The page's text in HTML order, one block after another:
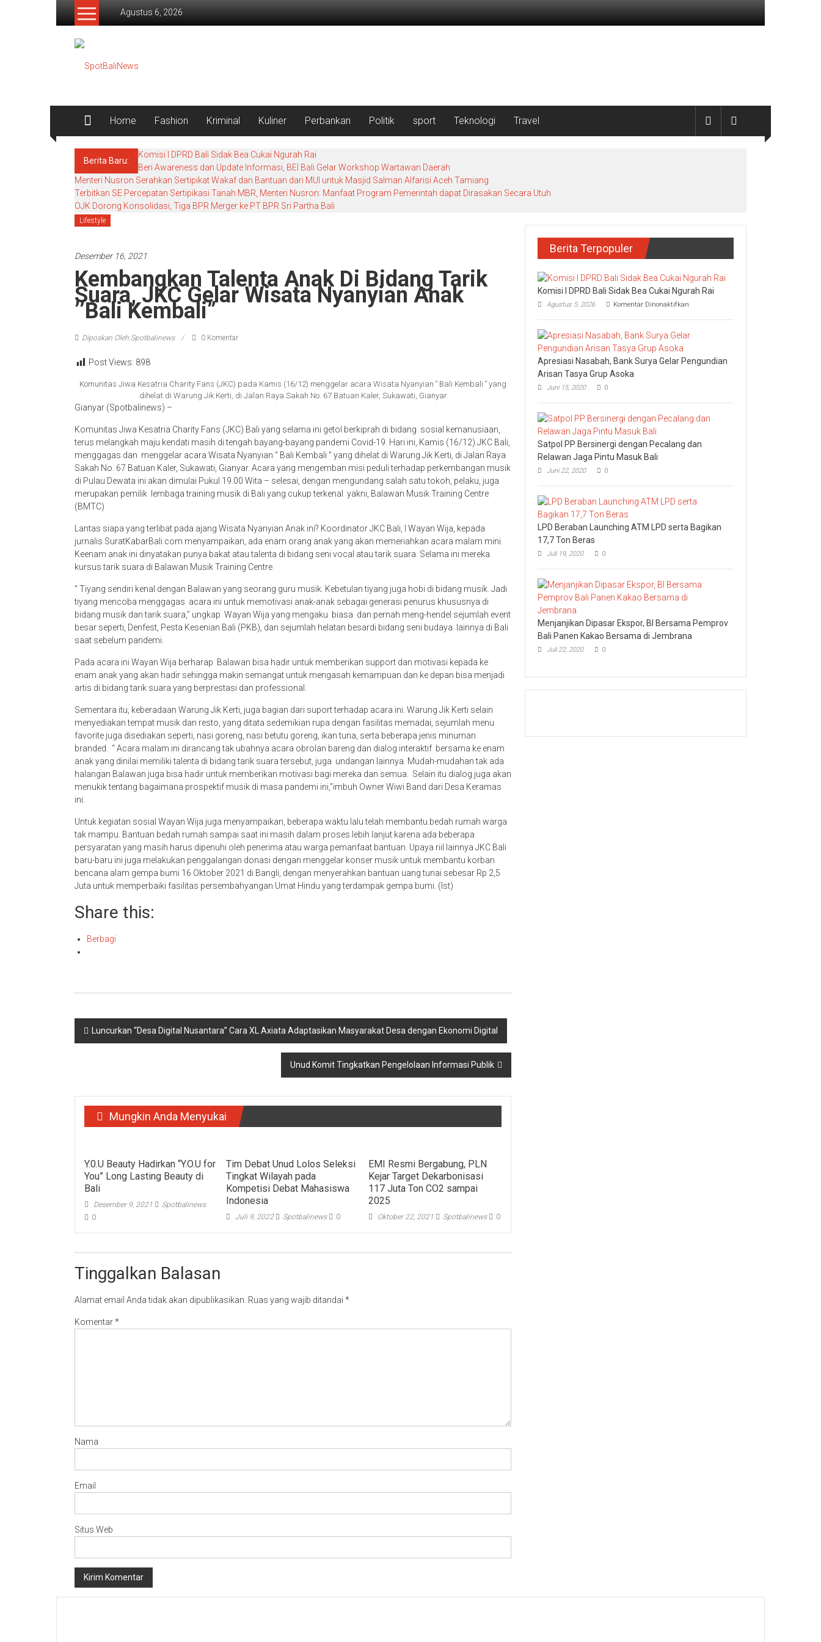
Lompat
Agustus 6, 2026
SpotBaliNews
Home Fashion Kriminal Kuliner Perbankan Politik sport Teknologi Travel
Berita Baru:
Komisi I DPRD Bali Sidak Bea Cukai Ngurah Rai
Beri Awareness dan Update Informasi, BEI Bali Gelar Workshop Wartawan Daerah
Menteri Nusron Serahkan Sertipikat Wakaf dan Bantuan dari MUI untuk Masjid Salman Alfarisi Aceh Tamiang
Terbitkan SE Percepatan Sertipikasi Tanah MBR, Menteri Nusron: Manfaat Program Pemerintah dapat Dirasakan Secara Utuh
OJK Dorong Konsolidasi, Tiga BPR Merger ke PT BPR Sri Partha Bali
Lifestyle
Desember 16, 2021
Kembangkan Talenta Anak Di Bidang Tarik
Suara, JKC Gelar Wisata Nyanyian Anak
’’Bali Kembali”
Diposkan Oleh:Spotbalinews 0 Komentar
Post Views: 898
Komunitas Jiwa Kesatria Charity Fans (JKC) pada Kamis (16/12) menggelar acara Wisata Nyanyian ‘’ Bali Kembali ‘’ yang
dihelat di Warung Jik Kerti, di Jalan Raya Sakah No. 67 Batuan Kaler, Sukawati, Gianyar
Gianyar (Spotbalinews) –
Komunitas Jiwa Kesatria Charity Fans (JKC) Bali yang selama ini getol berkiprah di bidang sosial kemanusiaan,
terus melangkah maju kendati masih di tengah bayang-bayang pandemi Covid-19. Hari ini, Kamis (16/12) JKC Bali,
menggagas dan menggelar acara Wisata Nyanyian ‘’ Bali Kembali ‘’ yang dihelat di Warung Jik Kerti, di Jalan Raya
Sakah No. 67 Batuan Kaler, Sukawati, Gianyar. Acara yang mengemban misi peduli terhadap perkembangan musik
di Pulau Dewata ini akan dimulai Pukul 19.00 Wita – selesai, dengan mengundang salah satu tokoh, pelaku, juga
merupakan pemilik lembaga training musik di Bali yang cukup terkenal yakni, Balawan Musik Training Centre
(BMTC)
Lantas siapa yang terlibat pada ajang Wisata Nyanyian Anak ini? Koordinator JKC Bali, I Wayan Wija, kepada
jurnalis SuratKabarBali.com menyampaikan, ada enam orang anak yang akan memeriahkan acara malam mini.
Keenam anak ini dinyatakan punya bakat atau talenta di bidang seni vocal atau tarik suara. Selama ini mereka
kursus tarik suara di Balawan Musik Training Centre.
“ Tiyang sendiri kenal dengan Balawan yang seorang guru musik. Kebetulan tiyang juga hobi di bidang musik. Jadi
tiyang mencoba menggagas acara ini untuk memotivasi anak-anak sebagai generasi penurus khususnya di
bidang musik dan tarik suara,’’ ungkap Wayan Wija yang mengaku biasa dan pernah meng-hendel sejumlah event
besar seperti, Denfest, Pesta Kesenian Bali (PKB), dan sejumlah helatan besardi bidang seni budaya lainnya di Bali
saat sebelum pandemi.
Pada acara ini Wayan Wija berharap Balawan bisa hadir untuk memberikan support dan motivasi kepada ke
enam anak yang akan hadir sehingga makin semangat untuk mengasah kemampuan dan ke depan bisa menjadi
artis di bidang tarik suara yang berprestasi dan professional.
Sementara itu, keberadaan Warung Jik Kerti, juga bagian dari suport terhadap acara ini. Warung Jik Kerti selain
menyediakan tempat musik dan resto, yang ditata sedemikian rupa dengan fasilitas memadai, sejumlah menu
favorite juga disediakan seperti, nasi goreng, nasi betutu goreng, ikan tuna, serta beberapa jenis minuman
branded. “ Acara malam ini dirancang tak ubahnya acara obrolan bareng dan dialog interaktif bersama ke enam
anak yang dinilai memiliki talenta di bidang tarik suara tersebut, juga undangan lainnya. Mudah-mudahan tak ada
halangan Balawan juga bisa hadir untuk memberikan motivasi bagi mereka dan semua. Selain itu dialog juga akan
menukik tentang bagaimana prospektif musik di masa pandemi ini,’’imbuh Owner Wiwi Band dari Desa Keramas
ini.
Untuk kegiatan sosial Wayan Wija juga menyampaikan, beberapa waktu lalu telah membantu.bedah rumah warga
tak mampu. Bantuan bedah rumah sampai saat ini masih dalam proses lebih lanjut karena ada beberapa
persyaratan yang masih harus dipenuhi oleh penerima atau warga pemanfaat bantuan. Upaya riil lainnya JKC Bali
baru-baru ini juga melakukan penggalangan donasi dengan menggelar konser musik untuk membantu korban
bencana alam gempa bumi 16 Oktober 2021 di Bangli, dengan menyerahkan bantuan uang tunai sebesar Rp 2,5
Juta untuk memperbaiki fasilitas persembahyangan Umat Hindu yang terdampak gempa bumi. (Ist)
Share this:
Berbagi
Navigasi
pos
Luncurkan “Desa Digital Nusantara” Cara XL Axiata Adaptasikan Masyarakat Desa dengan Ekonomi Digital
Unud Komit Tingkatkan Pengelolaan Informasi Publik
Mungkin Anda Menyukai
Y.0.U Beauty Hadirkan “Y.O.U for
You” Long Lasting Beauty di
Bali
Desember 9, 2021
Spotbalinews
0
Tim Debat Unud Lolos Seleksi
Tingkat Wilayah pada
Kompetisi Debat Mahasiswa
Indonesia
Juli 9, 2022 Spotbalinews 0
EMI Resmi Bergabung, PLN
Kejar Target Dekarbonisasi
117 Juta Ton CO2 sampai
2025
Oktober 22, 2021 Spotbalinews 0
Tinggalkan Balasan
Alamat email Anda tidak akan dipublikasikan. Ruas yang wajib ditandai *
Komentar*
Nama
Email
Situs Web
Berita Terpopuler
Komisi I DPRD Bali Sidak Bea Cukai Ngurah Rai
Agustus 5, 2026 Komentar Dinonaktifkan
I
Bea
Apresiasi Nasabah, Bank Surya Gelar Pengundian
Arisan Tasya Grup Asoka
Juni 15, 2020 0
Satpol PP Bersinergi dengan Pecalang dan
Relawan Jaga Pintu Masuk Bali
Juni 22, 2020 0
LPD Beraban Launching ATM LPD serta Bagikan
17,7 Ton Beras
Juli 19, 2020 0
Menjanjikan Dipasar Ekspor, BI Bersama Pemprov
Bali Panen Kakao Bersama di Jembrana
Juli 22, 2020 0